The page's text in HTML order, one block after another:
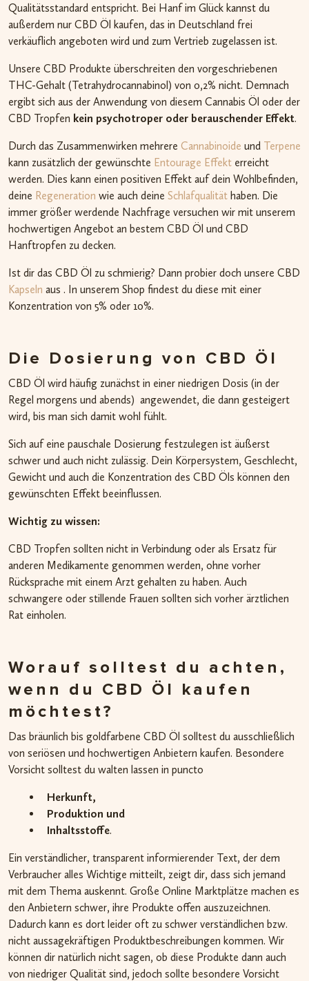
Qualitätsstandard entspricht. Bei Hanf im Glück kannst du
außerdem nur CBD Öl kaufen, das in Deutschland frei
verkäuflich angeboten wird und zum Vertrieb zugelassen ist.
Unsere CBD Produkte überschreiten den vorgeschriebenen
THC-Gehalt (Tetrahydrocannabinol) von 0,2% nicht. Demnach
ergibt sich aus der Anwendung von diesem Cannabis Öl oder der
CBD Tropfen kein psychotroper oder berauschender Effekt.
Durch das Zusammenwirken mehrere Cannabinoide und Terpene
kann zusätzlich der gewünschte Entourage Effekt erreicht
werden. Dies kann einen positiven Effekt auf dein Wohlbefinden,
deine Regeneration wie auch deine Schlafqualität haben. Die
immer größer werdende Nachfrage versuchen wir mit unserem
hochwertigen Angebot an bestem CBD Öl und CBD
Hanftropfen zu decken.
Ist dir das CBD Öl zu schmierig? Dann probier doch unsere CBD
Kapseln aus . In unserem Shop findest du diese mit einer
Konzentration von 5% oder 10%.
Die Dosierung von CBD Öl
CBD Öl wird häufig zunächst in einer niedrigen Dosis (in der
Regel morgens und abends) angewendet, die dann gesteigert
wird, bis man sich damit wohl fühlt.
Sich auf eine pauschale Dosierung festzulegen ist äußerst
schwer und auch nicht zulässig. Dein Körpersystem, Geschlecht,
Gewicht und auch die Konzentration des CBD Öls können den
gewünschten Effekt beeinflussen.
Wichtig zu wissen:
CBD Tropfen sollten nicht in Verbindung oder als Ersatz für
anderen Medikamente genommen werden, ohne vorher
Rücksprache mit einem Arzt gehalten zu haben. Auch
schwangere oder stillende Frauen sollten sich vorher ärztlichen
Rat einholen.
Worauf solltest du achten,
wenn du CBD Öl kaufen
möchtest?
Das bräunlich bis goldfarbene CBD Öl solltest du ausschließlich
von seriösen und hochwertigen Anbietern kaufen. Besondere
Vorsicht solltest du walten lassen in puncto
Herkunft,
Produktion und
Inhaltsstoffe.
Ein verständlicher, transparent informierender Text, der dem
Verbraucher alles Wichtige mitteilt, zeigt dir, dass sich jemand
mit dem Thema auskennt. Große Online Marktplätze machen es
den Anbietern schwer, ihre Produkte offen auszuzeichnen.
Dadurch kann es dort leider oft zu schwer verständlichen bzw.
nicht aussagekräftigen Produktbeschreibungen kommen. Wir
können dir natürlich nicht sagen, ob diese Produkte dann auch
von niedriger Qualität sind, jedoch sollte besondere Vorsicht